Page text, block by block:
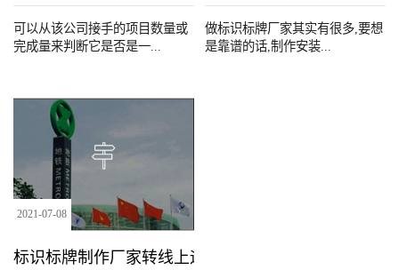
可以从该公司接手的项目数量或
完成量来判断它是否是一...
做标识标牌厂家其实有很多,要想
是靠谱的话,制作安装...
2021-07-08
标识标牌制作厂家转线上运营的好处